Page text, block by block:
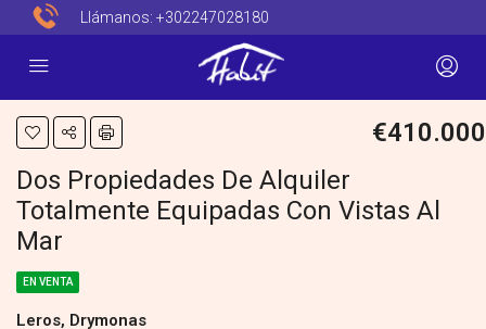
Llámanos: +302247028180
€410.000
Dos Propiedades De Alquiler
Totalmente Equipadas Con Vistas Al
Mar
EN VENTA
Leros, Drymonas